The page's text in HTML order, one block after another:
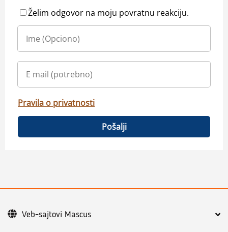
Želim odgovor na moju povratnu reakciju.
Pravila o privatnosti
Pošalji
Veb-sajtovi Mascus